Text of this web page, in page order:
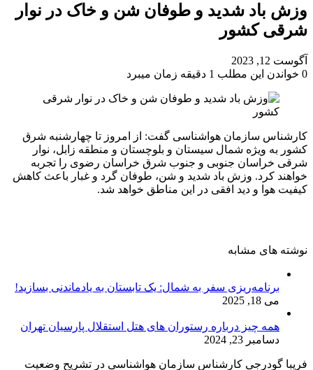
وزش باد شدید و طوفان شن و خاک در نوار
شرقی کشور
آگوست 12, 2023
0 خواندن این مطلب 1 دقیقه زمان میبرد
کارشناس سازمان هواشناسی گفت: از امروز تا چهارشنبه شرق
کشور به ویژه شمال سیستان و بلوچستان و منطقه زابل، نوار
شرقی خراسان جنوبی و جنوب شرق خراسان رضوی را تجربه
خواهند کرد. وزش باد شدید و شن، طوفان گرد و غبار باعث کاهش
کیفیت هوا و دید افقی در این مناطق خواهد شد.
نوشته های مشابه
برنامه‌ریزی سفر به شمال: یک تابستان به یاد‌ماندنی بسازید!
می 18, 2025
همه چیز درباره رستوران های هتل استقلال پارسیان تهران
دسامبر 23, 2024
فریبا گودرجی کارشناس سازمان هواشناسی در تشریح وضعیت